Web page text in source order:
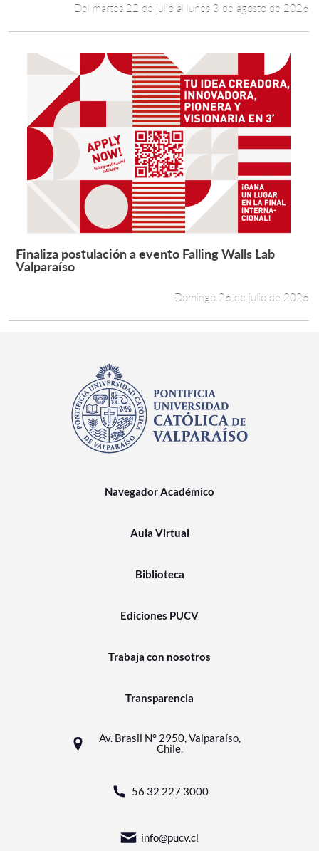
Del martes 22 de julio al lunes 3 de agosto de 2026
Leer más +
Finaliza postulación a evento Falling Walls Lab
Valparaíso
Domingo 26 de julio de 2026
Navegador Académico
Aula Virtual
Biblioteca
Ediciones PUCV
Trabaja con nosotros
Transparencia
Av. Brasil N° 2950, Valparaíso,
Chile.
56 32 227 3000
info@pucv.cl